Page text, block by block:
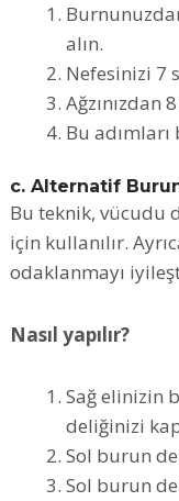
alın.
Nefesinizi 7
Ağzınızdan
Bu
c. Alternatif
Bu teknik, vücudu
için kullanılır.
odaklanmayı
Nasıl yapılır?
Sağ elinizin
deliğinizi
Sol burun
Sol burun